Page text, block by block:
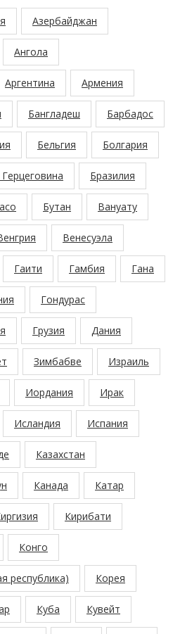
Азербайджан
Ангола
Аргентина Армения
Бангладеш Барбадос
Бельгия Болгария
Бразилия
Бутан Вануату
Венесуэла
Гаити Гамбия Гана
Гондурас
Грузия Дания
Зимбабве Израиль
Иордания Ирак
Исландия Испания
Казахстан
Канада Катар
Кирибати
Конго
республика) Корея
Куба Кувейт